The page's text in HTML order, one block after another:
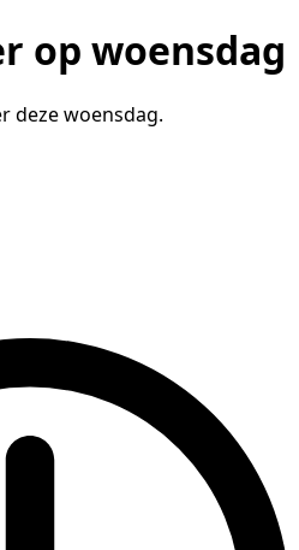
op woensdag
deze woensdag.